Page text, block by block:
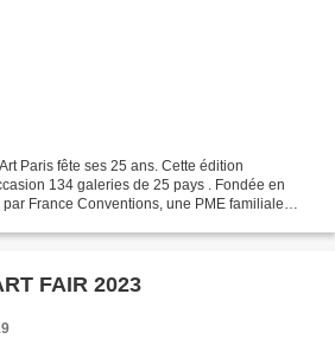
Paris fête ses 25 ans. Cette édition
134 galeries de 25 pays . Fondée en
France Conventions, une PME familiale
FAIR 2023